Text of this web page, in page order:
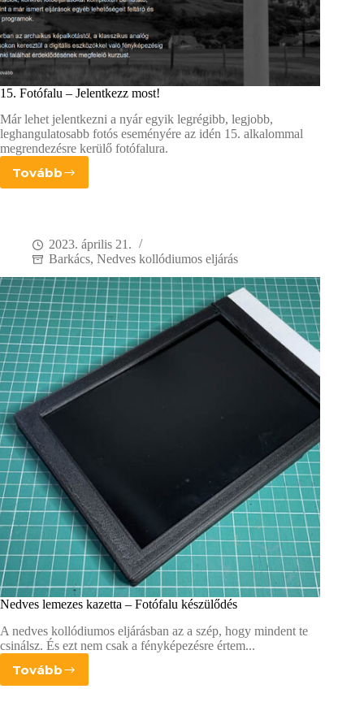
15. Fotófalu – Jelentkezz most!
Már lehet jelentkezni a nyár egyik legrégibb, legjobb,
leghangulatosabb fotós eseményére az idén 15. alkalommal
megrendezésre kerülő fotófalura.
Tovább
15.
most!
2023. április 21.
Barkács, Nedves kollódiumos eljárás
Nedves lemezes kazetta – Fotófalu készülődés
A nedves kollódiumos eljárásban az a szép, hogy mindent te
csinálsz. És ezt nem csak a fényképezésre értem...
TovábbNedves